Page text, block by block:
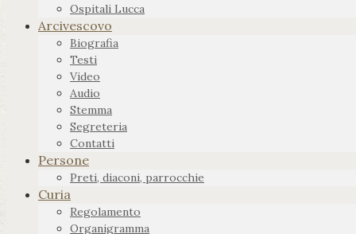
Ospitali Lucca
Arcivescovo
Biografia
Testi
Video
Audio
Stemma
Segreteria
Contatti
Persone
Preti, diaconi, parrocchie
Curia
Regolamento
Organigramma